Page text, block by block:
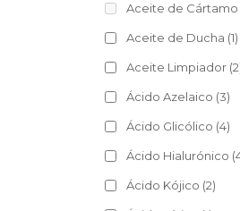
Aceite de Cártamo
Aceite de Ducha (1)
Aceite Limpiador
Ácido Azelaico (3)
Ácido Glicólico (4)
Ácido Hialurónico
Ácido Kójico (2)